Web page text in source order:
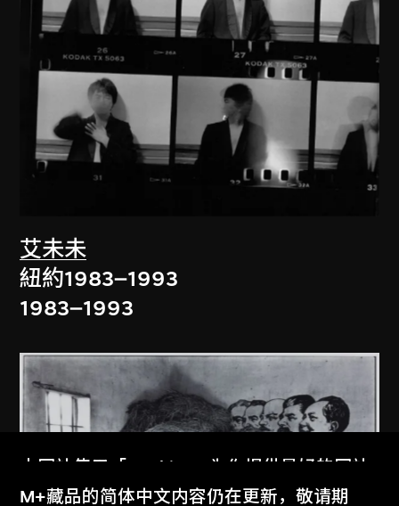
艾未未
紐約1983–1993
1983–1993
本网站使用「Cookies」为你提供最好的网站
体验。
M+藏品的简体中文内容仍在更新，敬请期